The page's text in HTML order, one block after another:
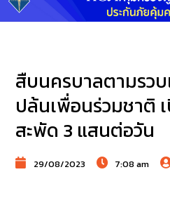
สืบนครบาลตามรว
ปล้นเพื่อนร่วมชาติ
สะพัด 3 แสนต่อวัน
29/08/2023 7:08 am